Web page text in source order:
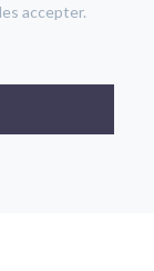
accepter.